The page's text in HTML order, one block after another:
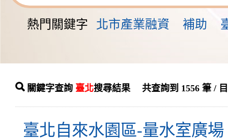
熱門關鍵字 北市產業融資 補助
關鍵字查詢 臺北搜尋結果 共查詢到 1556 筆 / 目
臺北自來水園區-量水室廣場